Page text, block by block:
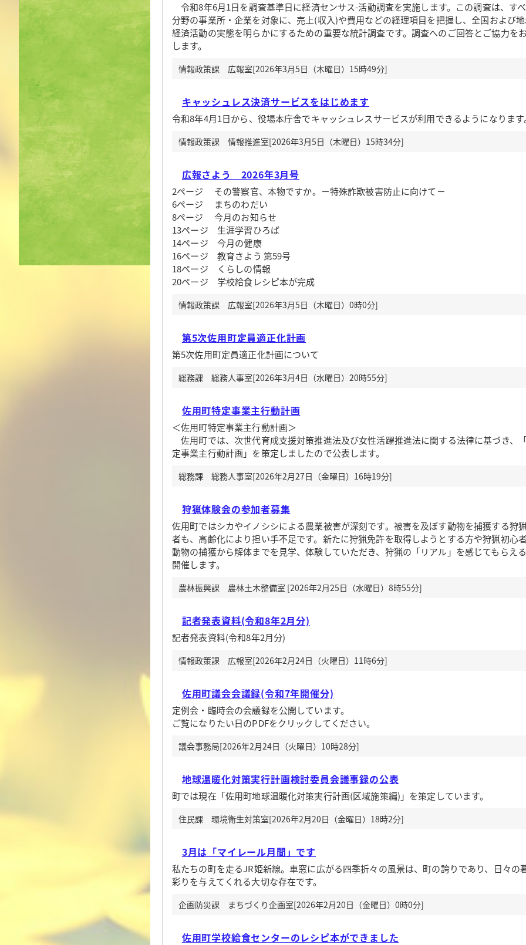
令和8年6月1日を調査基準日に経済センサス-活動調査を実施します。この調査は、す
分野の事業所・企業を対象に、売上(収入)や費用などの経理項目を把握し、全国および
経済活動の実態を明らかにするための重要な統計調査です。調査へのご回答とご協力を
します。
情報政策課 広報室[2026年3月5日（木曜日）15時49分]
キャッシュレス決済サービスをはじめます
令和8年4月1日から、役場本庁舎でキャッシュレスサービスが利用できるようになります
情報政策課 情報推進室[2026年3月5日（木曜日）15時34分]
広報さよう 2026年3月号
2ページ その警察官、本物ですか。－特殊詐欺被害防止に向けて－
6ページ まちのわだい
8ページ 今月のお知らせ
13ページ 生涯学習ひろば
14ページ 今月の健康
16ページ 教育さよう 第59号
18ページ くらしの情報
20ページ 学校給食レシピ本が完成
情報政策課 広報室[2026年3月5日（木曜日）0時0分]
第5次佐用町定員適正化計画
第5次佐用町定員適正化計画について
総務課 総務人事室[2026年3月4日（水曜日）20時55分]
佐用町特定事業主行動計画
＜佐用町特定事業主行動計画＞
佐用町では、次世代育成支援対策推進法及び女性活躍推進法に関する法律に基づき、
定事業主行動計画」を策定しましたので公表します。
総務課 総務人事室[2026年2月27日（金曜日）16時19分]
狩猟体験会の参加者募集
佐用町ではシカやイノシシによる農業被害が深刻です。被害を及ぼす動物を捕獲する狩
者も、高齢化により担い手不足です。新たに狩猟免許を取得しようとする方や狩猟初心
動物の捕獲から解体までを見学、体験していただき、狩猟の「リアル」を感じてもらえ
開催します。
農林振興課 農林土木整備室 [2026年2月25日（水曜日）8時55分]
記者発表資料(令和8年2月分)
記者発表資料(令和8年2月分)
情報政策課 広報室[2026年2月24日（火曜日）11時6分]
佐用町議会会議録(令和7年開催分)
定例会・臨時会の会議録を公開しています。
ご覧になりたい日のPDFをクリックしてください。
議会事務局[2026年2月24日（火曜日）10時28分]
地球温暖化対策実行計画検討委員会議事録の公表
町では現在「佐用町地球温暖化対策実行計画(区域施策編)」を策定しています。
住民課 環境衛生対策室[2026年2月20日（金曜日）18時2分]
3月は「マイレール月間」です
私たちの町を走るJR姫新線。車窓に広がる四季折々の風景は、町の誇りであり、日々の
彩りを与えてくれる大切な存在です。
企画防災課 まちづくり企画室[2026年2月20日（金曜日）0時0分]
佐用町学校給食センターのレシピ本ができました